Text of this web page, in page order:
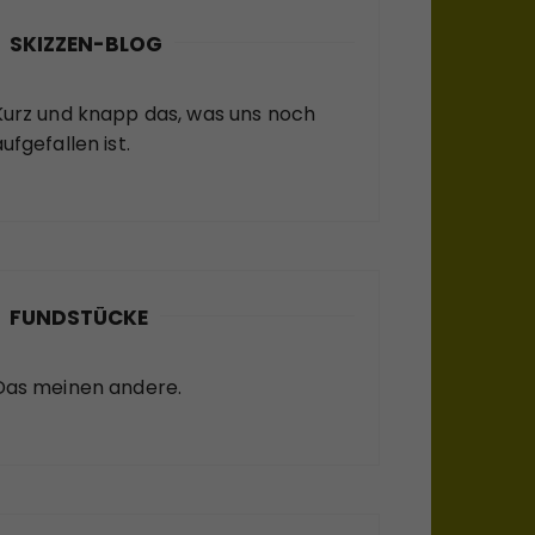
SKIZZEN-BLOG
und knapp das, was uns noch
ist.
FUNDSTÜCKE
meinen andere.